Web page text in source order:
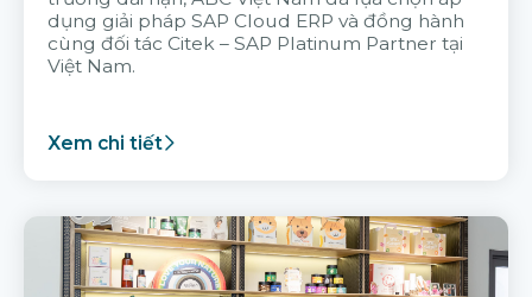
dụng giải pháp SAP Cloud ERP và đồng hành
cùng đối tác Citek – SAP Platinum Partner tại
Việt Nam.
Xem chi tiết